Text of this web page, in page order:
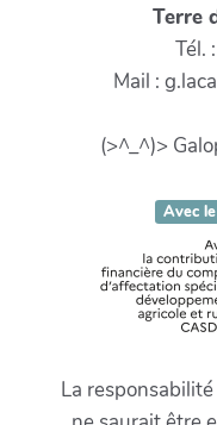
Terre
Tél.
Mail :
(>^_^)>
Avec
La